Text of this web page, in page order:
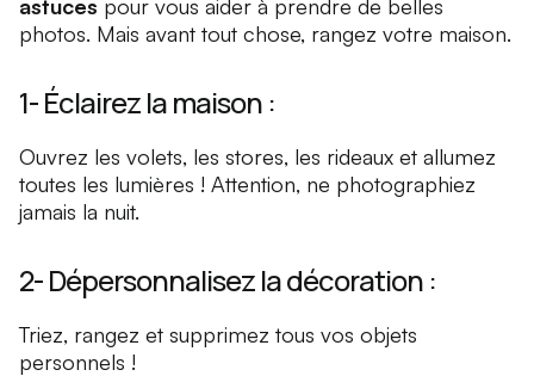
astuces pour vous aider à prendre de belles
photos. Mais avant tout chose, rangez votre maison.
1- Éclairez la maison :
Ouvrez les volets, les stores, les rideaux et allumez
toutes les lumières ! Attention, ne photographiez
jamais la nuit.
2- Dépersonnalisez la décoration :
Triez, rangez et supprimez tous vos objets
personnels !